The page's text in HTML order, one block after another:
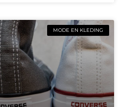
MODE EN KLEDING